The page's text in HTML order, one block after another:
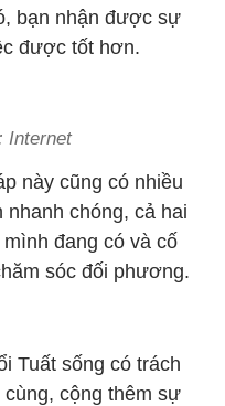
bạn nhận được sự
được tốt hơn.
Internet
này cũng có nhiều
chóng, cả hai
đang có và cố
sóc đối phương.
Tuất sống có trách
cộng thêm sự